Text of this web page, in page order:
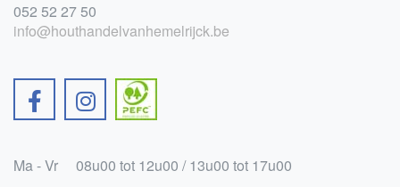
052 52 27 50
info@houthandelvanhemelrijck.be
Ma - Vr
08u00 tot 12u00 / 13u00 tot 17u00